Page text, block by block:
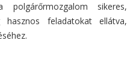
polgárőrmozgalom sikeres,
hasznos feladatokat ellátva,